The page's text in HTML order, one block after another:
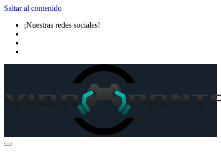
Saltar al contenido
¡Nuestras redes sociales!